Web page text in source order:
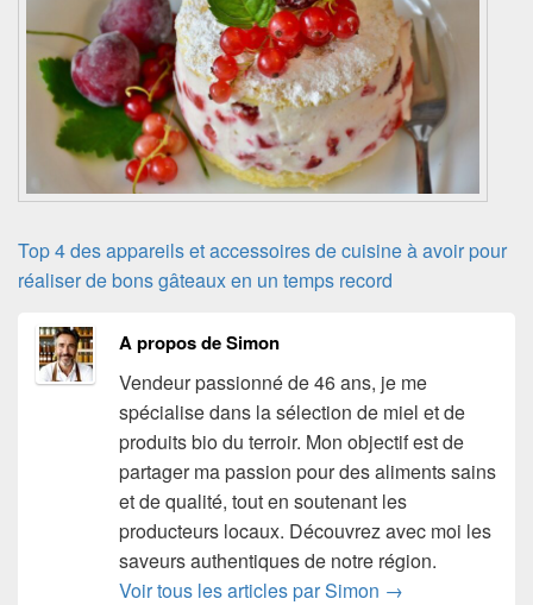
Top 4 des appareils et accessoires de cuisine à avoir pour
réaliser de bons gâteaux en un temps record
A propos de Simon
Vendeur passionné de 46 ans, je me
spécialise dans la sélection de miel et de
produits bio du terroir. Mon objectif est de
partager ma passion pour des aliments sains
et de qualité, tout en soutenant les
producteurs locaux. Découvrez avec moi les
saveurs authentiques de notre région.
Voir tous les articles par Simon →